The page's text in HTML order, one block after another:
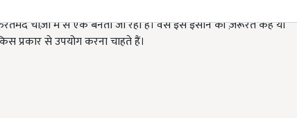
चीज़ों में से एक बनता जा रहा है। वैसे इसे इंसान की ज़रूरत कहें या
प्रकार से उपयोग करना चाहते हैं।